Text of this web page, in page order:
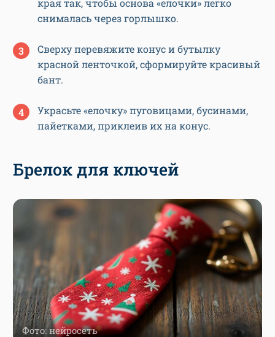
края так, чтобы основа «елочки» легко
снималась через горлышко.
Сверху перевяжите конус и бутылку
красной ленточкой, сформируйте красивый
бант.
Украсьте «елочку» пуговицами, бусинами,
пайетками, приклеив их на конус.
Брелок для ключей
Фото: нейросеть